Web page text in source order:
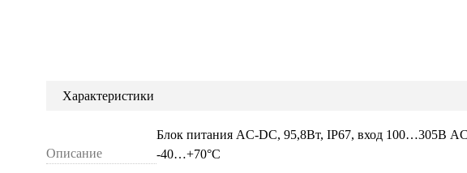
Характеристики
Описание
Блок питания AC-DC, 95,8Вт, IP67, вход 100…305В
-40…+70°С